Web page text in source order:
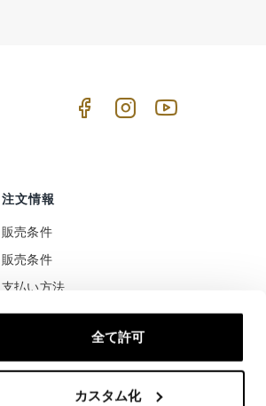
全て許可
カスタム化
注文情報
販売条件
販売条件
支払い方法
配送と配達
満足または払い戻された
商品の返品と交換